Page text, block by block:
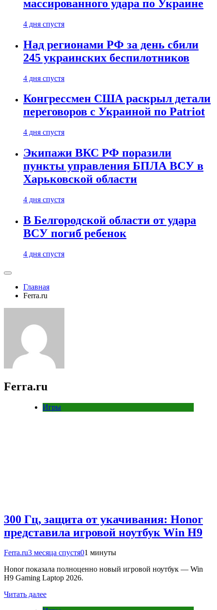
массированного удара по Украине
4 дня спустя
Над регионами РФ за день сбили
245 украинских беспилотников
4 дня спустя
Конгрессмен США раскрыл детали
переговоров с Украиной по Patriot
4 дня спустя
Экипажи ВКС РФ поразили
пункты управления БПЛА ВСУ в
Харьковской области
4 дня спустя
В Белгородской области от удара
ВСУ погиб ребенок
4 дня спустя
Главная
Ferra.ru
Ferra.ru
Игры
300 Гц, защита от укачивания: Honor
представила игровой ноутбук Win H9
Ferra.ru3 месяца спустя01 минуты
Honor показала полноценно новый игровой ноутбук — Win
H9 Gaming Laptop 2026.
Читать далее